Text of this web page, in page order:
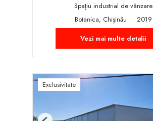
Spațiu industrial de vânzare
Botanica, Chișinău
2019
Vezi mai multe detalii
Exclusivitate